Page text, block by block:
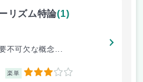
リズム特論(1)
不可欠な概念...
楽単 3